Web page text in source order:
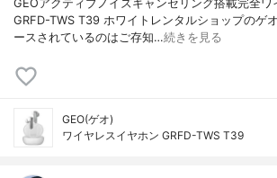
GEOアクティブノイズキャンセリング搭載完全ワ
GRFD-TWS T39 ホワイトレンタルショップのゲ
ースされているのはご存知…続きを見る
GEO(ゲオ)
ワイヤレスイヤホン GRFD-TWS T39